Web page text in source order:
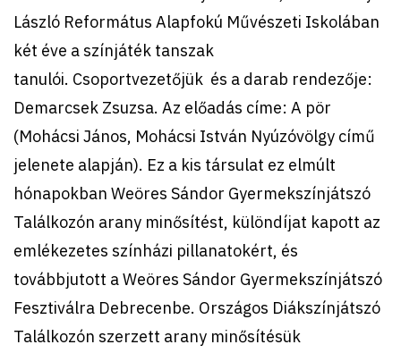
László Református Alapfokú Művészeti Iskolában
két éve a színjáték tanszak
tanulói. Csoportvezetőjük és a darab rendezője:
Demarcsek Zsuzsa. Az előadás címe: A pör
(Mohácsi János, Mohácsi István Nyúzóvölgy című
jelenete alapján). Ez a kis társulat ez elmúlt
hónapokban Weöres Sándor Gyermekszínjátszó
Találkozón arany minősítést, különdíjat kapott az
emlékezetes színházi pillanatokért, és
továbbjutott a Weöres Sándor Gyermekszínjátszó
Fesztiválra Debrecenbe. Országos Diákszínjátszó
Találkozón szerzett arany minősítésük